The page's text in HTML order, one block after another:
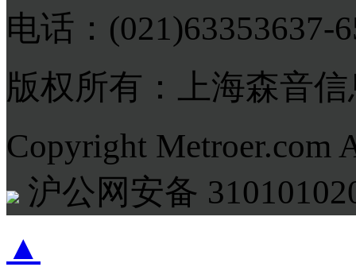
电话：(021)63353637-
版权所有：上海森音
Copyright Metroer.com
沪公网安备
▲